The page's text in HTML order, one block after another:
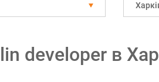
developer в